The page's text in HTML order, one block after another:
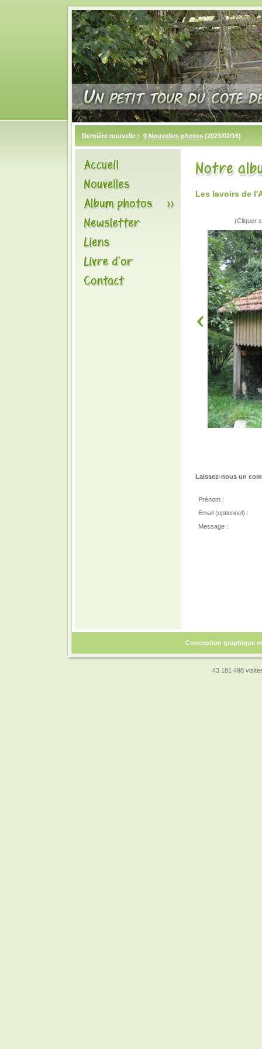
Dernière nouvelle : 9 Nouvelles photos (2023/02/16)
Les lavoirs de
(Cliquer
Laissez-nous un
Prénom :
Email (optionnel) :
Message :
Conception graphique
43 181 498